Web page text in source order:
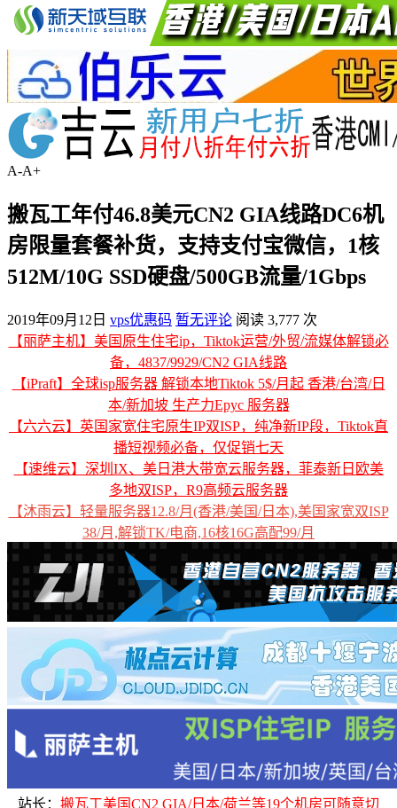
A-A+
搬瓦工年付46.8美元CN2 GIA线路DC6机
房限量套餐补货，支持支付宝微信，1核
512M/10G SSD硬盘/500GB流量/1Gbps
2019年09月12日 vps优惠码 暂无评论 阅读 3,777 次
【丽萨主机】美国原生住宅ip，Tiktok运营/外贸/流媒体解锁必
备，4837/9929/CN2 GIA线路
【iPraft】全球isp服务器 解锁本地Tiktok 5$/月起 香港/台湾/日
本/新加坡 生产力Epyc 服务器
【六六云】英国家宽住宅原生IP双ISP，纯净新IP段，Tiktok直
播短视频必备，仅促销七天
【速维云】深圳IX、美日港大带宽云服务器，菲泰新日欧美
多地双ISP，R9高频云服务器
【沐雨云】轻量服务器12.8/月(香港/美国/日本),美国家宽双ISP
38/月,解锁TK/电商,16核16G高配99/月
站长： 搬瓦工美国CN2 GIA/日本/荷兰等19个机房可随意切